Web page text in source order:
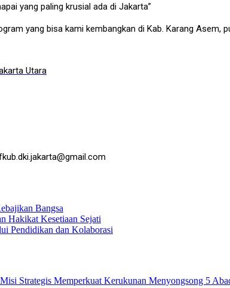
yang paling krusial ada di Jakarta”
yang bisa kami kembangkan di Kab. Karang Asem,
Utara
Bangsa
Hakikat Kesetiaan Sejati
Pendidikan dan Kolaborasi
Strategis Memperkuat Kerukunan Menyongsong 5